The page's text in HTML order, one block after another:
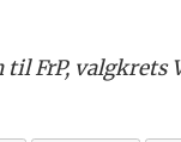
FrP, valgkrets